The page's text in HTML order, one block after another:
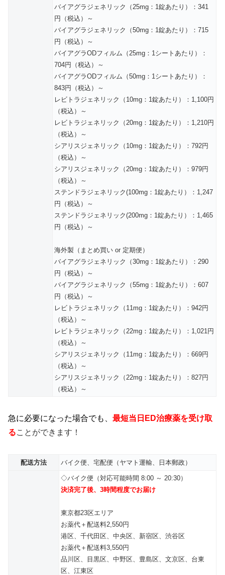
バイアグラジェネリック（25mg：1錠あたり）：341
円（税込）～
バイアグラジェネリック（50mg：1錠あたり）：715
円（税込）～
バイアグラODフィルム（25mg：1シートあたり）：
704円（税込）～
バイアグラODフィルム（50mg：1シートあたり）：
843円（税込）～
レビトラジェネリック（10mg：1錠あたり）：1,100円
（税込）～
レビトラジェネリック（20mg：1錠あたり）：1,210円
（税込）～
シアリスジェネリック（10mg：1錠あたり）：792円
（税込）～
シアリスジェネリック（20mg：1錠あたり）：979円
（税込）～
ステンドラジェネリック(100mg：1錠あたり）：1,247
円（税込）～
ステンドラジェネリック(200mg：1錠あたり）：1,465
円（税込）～
海外製（まとめ買い or 定期便）
バイアグラジェネリック（30mg：1錠あたり）：290
円（税込）～
バイアグラジェネリック（55mg：1錠あたり）：607
円（税込）～
レビトラジェネリック（11mg：1錠あたり）：942円
（税込）～
レビトラジェネリック（22mg：1錠あたり）：1,021円
（税込）～
シアリスジェネリック（11mg：1錠あたり）：669円
（税込）～
シアリスジェネリック（22mg：1錠あたり）：827円
（税込）～
急に必要になった場合でも、 最短当日ED治療薬を受け取
ることができます！
配送方法 バイク便、宅配便（ヤマト運輸、日本郵政）
◇バイク便（対応可能時間 8:00 ～ 20:30）
決済完了後、3時間程度でお届け
東京都23区エリア
お薬代＋配送料2,550円
港区、千代田区、中央区、新宿区、渋谷区
お薬代＋配送料3,550円
品川区、目黒区、中野区、豊島区、文京区、台東
区、江東区